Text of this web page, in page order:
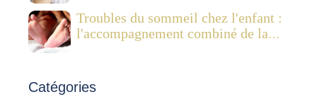
Troubles du sommeil chez l'enfant :
l'accompagnement combiné de la
Catégories